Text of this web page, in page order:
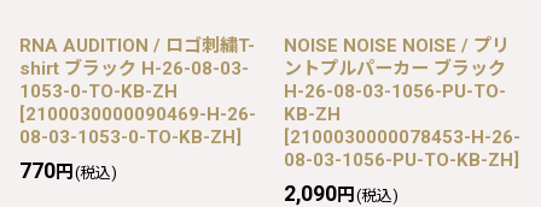
RNA AUDITION / ロゴ刺繍T-
shirt ブラック H-26-08-03-
1053-0-TO-KB-ZH
[2100030000090469-H-26-
08-03-1053-0-TO-KB-ZH]
770円 (税込)
NOISE NOISE NOISE / プリ
ントプルパーカー ブラック
H-26-08-03-1056-PU-TO-
KB-ZH
[2100030000078453-H-26-
08-03-1056-PU-TO-KB-ZH]
2,090円 (税込)